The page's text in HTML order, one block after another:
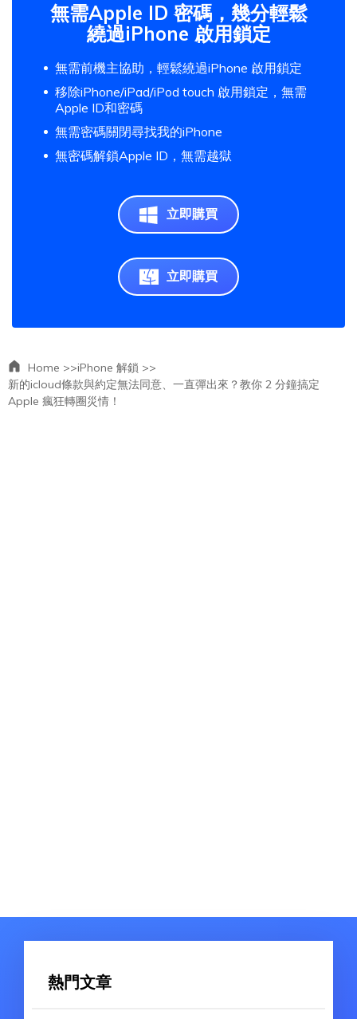
無需Apple ID 密碼，幾分輕鬆
繞過iPhone 啟用鎖定
無需前機主協助，輕鬆繞過iPhone 啟用鎖定
移除iPhone/iPad/iPod touch 啟用鎖定，無需
Apple ID和密碼
無需密碼關閉尋找我的iPhone
無密碼解鎖Apple ID，無需越獄
立即購買
立即購買
Home >>iPhone 解鎖 >>
新的icloud條款與約定無法同意、一直彈出來？教你 2 分鐘搞定
Apple 瘋狂轉圈災情！
熱門文章